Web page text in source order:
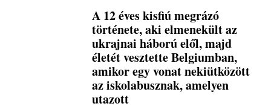
A 12 éves kisfiú megrázó
története, aki elmenekült az
ukrajnai háború elől, majd
életét vesztette Belgiumban,
amikor egy vonat nekiütközött
az iskolabusznak, amelyen
utazott